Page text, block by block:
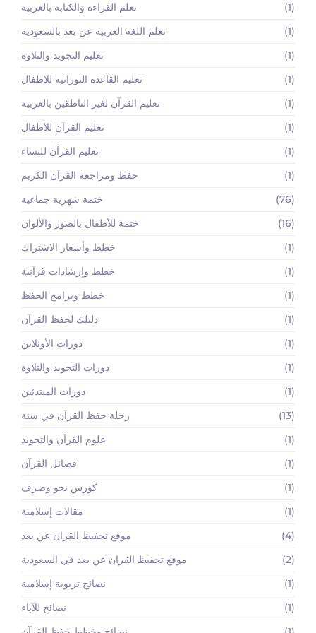
تعلم القراءة والكتابة بالعربية
(1)
تعلم اللغة العربية عن بعد بالسعوديه
(1)
تعليم التجويد والتلاوة
(1)
تعليم القاعده النورانيه للاطفال
(1)
تعليم القرآن لغير الناطقين بالعربية
(1)
تعليم القرآن للأطفال
(1)
تعليم القرآن للنساء
(1)
حفظ ومراجعة القرآن الكريم
(1)
ختمة شهرية جماعية
(76)
ختمة للأطفال بالصور والألوان
(16)
خطط وأسعار الاشتراك
(1)
خطط وإرشادات قرآنية
(1)
خطط وبرامج الحفظ
(1)
دليلك لحفظ القرآن
(1)
دورات الأونلاين
(1)
دورات التجويد والتلاوة
(1)
دورات المبتدئين
(1)
رحلة حفظ القرآن في سنة
(13)
علوم القرآن والتجويد
(1)
فضائل القرآن
(1)
كورس نحو وصرف
(1)
مقالات إسلامية
(1)
موقع تحفيظ القران عن بعد
(4)
موقع تحفيظ القران عن بعد في السعودية
(2)
نصائح تربوية إسلامية
(1)
نصائح للآباء
(1)